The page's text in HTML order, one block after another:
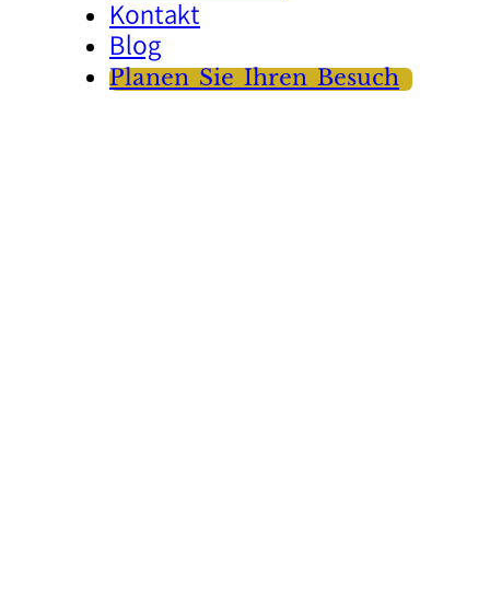
Kontakt
Blog
Planen Sie Ihren Besuch